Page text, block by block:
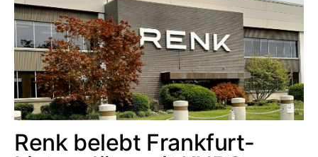
Renk belebt Frankfurt-